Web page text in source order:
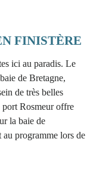
FINISTÈRE
ici au paradis. Le
de Bretagne,
de très belles
port Rosmeur offre
la baie de
au programme lors de